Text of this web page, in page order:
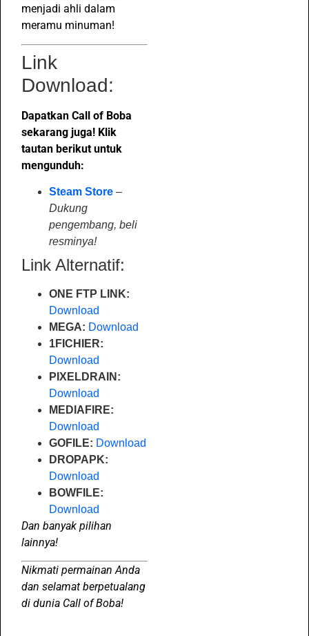
menjadi ahli dalam
meramu minuman!
Link
Download:
Dapatkan Call of Boba
sekarang juga! Klik
tautan berikut untuk
mengunduh:
Steam Store –
Dukung
pengembang, beli
resminya!
Link Alternatif:
ONE FTP LINK:
Download
MEGA: Download
1FICHIER:
Download
PIXELDRAIN:
Download
MEDIAFIRE:
Download
GOFILE: Download
DROPAPK:
Download
BOWFILE:
Download
Dan banyak pilihan
lainnya!
Nikmati permainan Anda
dan selamat berpetualang
di dunia Call of Boba!